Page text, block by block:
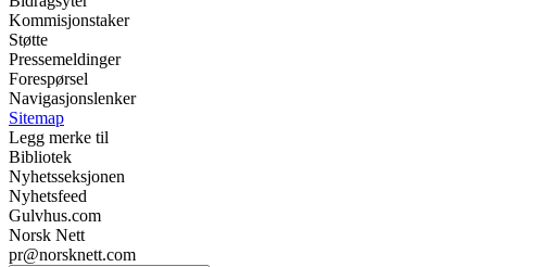
Kommisjonstaker
Støtte
Pressemeldinger
Forespørsel
Navigasjonslenker
Sitemap
Legg merke til
Bibliotek
Nyhetsseksjonen
Nyhetsfeed
Gulvhus.com
Norsk Nett
pr@norsknett.com